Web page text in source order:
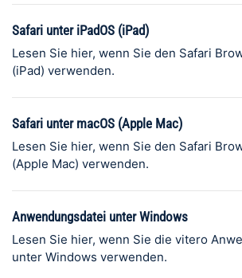
Safari unter iPadOS (iPad)
Lesen Sie hier, wenn Sie den Safari
(iPad) verwenden.
Safari unter macOS (Apple Mac)
Lesen Sie hier, wenn Sie den Safari
(Apple Mac) verwenden.
Anwendungsdatei unter Windows
Lesen Sie hier, wenn Sie die vitero
unter Windows verwenden.